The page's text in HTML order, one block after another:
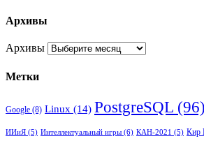
Архивы
Архивы
Метки
Google (8) Linux (14) PostgreSQL (96)
ИИиЯ (5) Интеллектуальный игры (6) КАН-2021 (5) Кир